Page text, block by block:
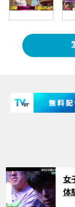
サム
女
体